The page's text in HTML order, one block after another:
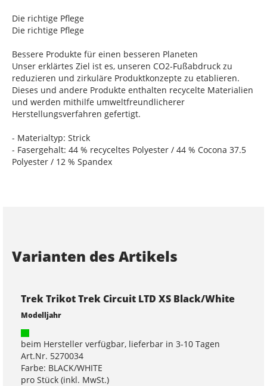
Die richtige Pflege
Die richtige Pflege
Bessere Produkte für einen besseren Planeten
Unser erklärtes Ziel ist es, unseren CO2-Fußabdruck zu
reduzieren und zirkuläre Produktkonzepte zu etablieren.
Dieses und andere Produkte enthalten recycelte Materialien
und werden mithilfe umweltfreundlicherer
Herstellungsverfahren gefertigt.
- Materialtyp: Strick
- Fasergehalt: 44 % recyceltes Polyester / 44 % Cocona 37.5
Polyester / 12 % Spandex
Varianten des Artikels
Trek Trikot Trek Circuit LTD XS Black/White
Modelljahr
beim Hersteller verfügbar, lieferbar in 3-10 Tagen
Art.Nr. 5270034
Farbe: BLACK/WHITE
pro Stück (inkl. MwSt.)